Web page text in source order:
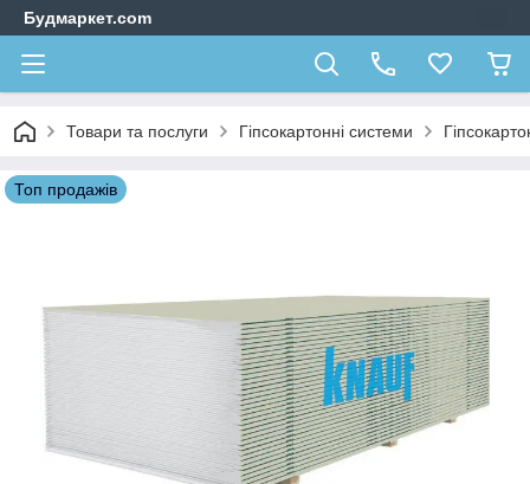
Будмаркет.com
Товари та послуги Гіпсокартонні системи
Топ продажів